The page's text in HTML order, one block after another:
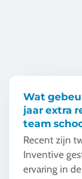
Wat
jaar extra
team
Recent zijn
Inventive
ervaring in